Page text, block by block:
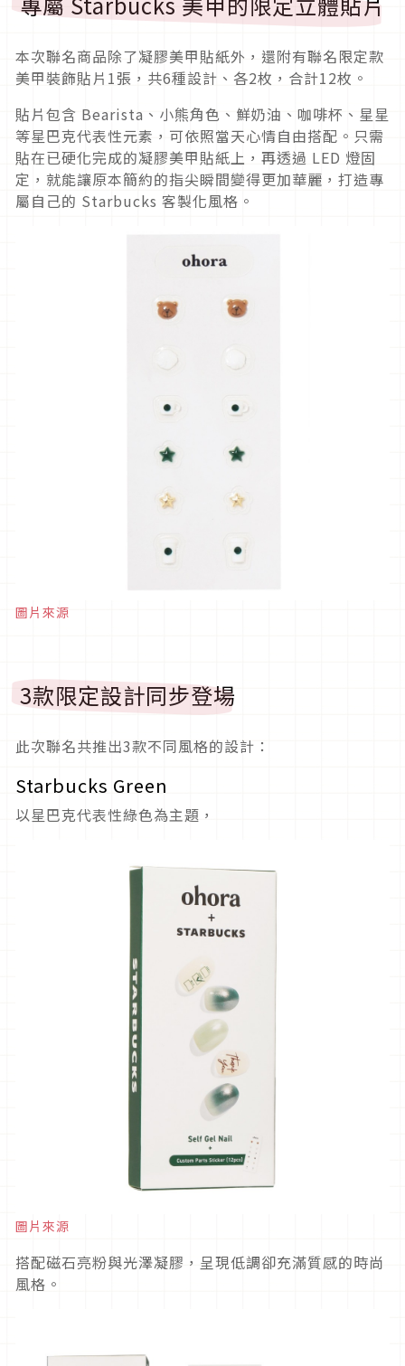
本次聯名商品除了凝膠美甲貼紙外，還附有聯名限定款
美甲裝飾貼片1張，共6種設計、各2枚，合計12枚。
貼片包含 Bearista、小熊角色、鮮奶油、咖啡杯、星星
等星巴克代表性元素，可依照當天心情自由搭配。只需
貼在已硬化完成的凝膠美甲貼紙上，再透過 LED 燈固
定，就能讓原本簡約的指尖瞬間變得更加華麗，打造專
屬自己的 Starbucks 客製化風格。
圖片來源
3款限定設計同步登場
此次聯名共推出3款不同風格的設計：
Starbucks Green
以星巴克代表性綠色為主題，
圖片來源
搭配磁石亮粉與光澤凝膠，呈現低調卻充滿質感的時尚
風格。